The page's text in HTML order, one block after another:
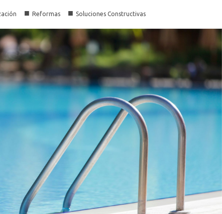
■ Reformas ■ Soluciones Constructivas